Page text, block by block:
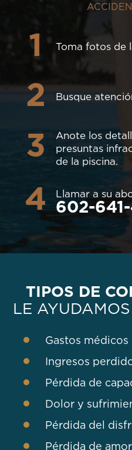
1 Toma fotos de
2 Busque
3
Anote los
presuntas
de la piscina.
4 Llamar a su
602-
TIPOS DE
LE
Gastos médicos
Ingresos
Pérdida de
Dolor y
Pérdida del
Pérdida de